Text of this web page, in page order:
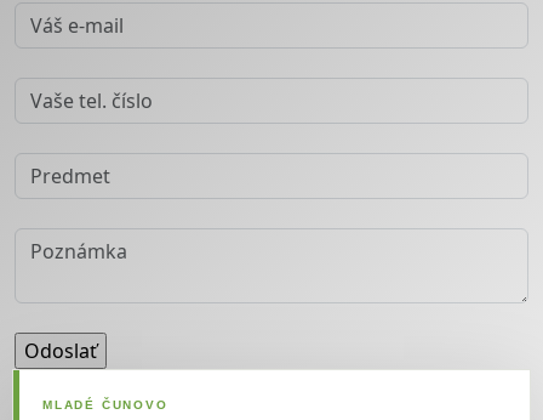
Chyba! Správa nebola odoslaná.
MLADÉ ČUNOVO